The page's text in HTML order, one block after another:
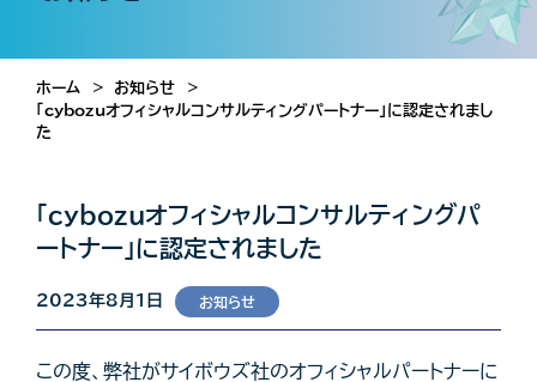
ホーム
お知らせ
「cybozuオフィシャルコンサルティングパートナー」に認定されまし
た
「cybozuオフィシャルコンサルティングパ
ートナー」に認定されました
2023年8月1日 お知らせ
この度、弊社がサイボウズ社のオフィシャルパートナーに